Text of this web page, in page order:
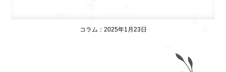
コラム：2025年1月23日